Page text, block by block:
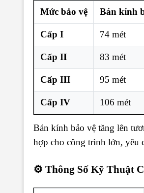
Mức bảo vệ Bán kính
Cấp I 74 mét
Cấp II 83 mét
Cấp III 95 mét
Cấp IV 106 mét
Bán kính bảo vệ tăng lên
hợp cho công trình lớn, yêu
⚙️ Thông Số Kỹ Thuật